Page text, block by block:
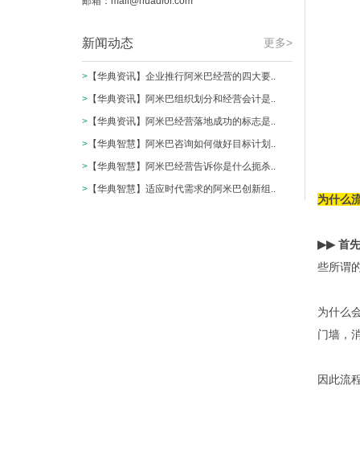
更多>
新闻动态
> 【华典资讯】企业推行阿米巴经营的四大要..
> 【华典资讯】阿米巴组织划分和经营会计是..
> 【华典资讯】阿米巴经营落地成功的标志是..
> 【华典智慧】阿米巴咨询如何做好目标计划..
> 【华典智慧】阿米巴经营告诉你是什么扼杀..
> 【华典智慧】适应时代需求的阿米巴创新组..
为什么
▶▶ 首
些所谓
为什么
门墙，
因此流